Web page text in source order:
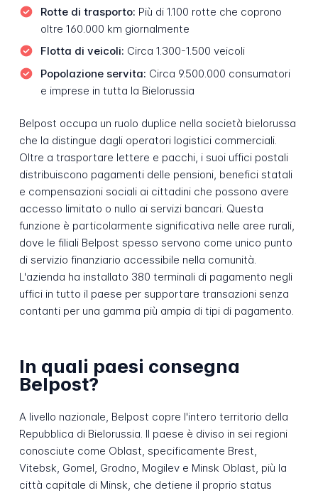
Rotte di trasporto: Più di 1.100 rotte che coprono
oltre 160.000 km giornalmente
Flotta di veicoli: Circa 1.300-1.500 veicoli
Popolazione servita: Circa 9.500.000 consumatori
e imprese in tutta la Bielorussia
Belpost occupa un ruolo duplice nella società bielorussa
che la distingue dagli operatori logistici commerciali.
Oltre a trasportare lettere e pacchi, i suoi uffici postali
distribuiscono pagamenti delle pensioni, benefici statali
e compensazioni sociali ai cittadini che possono avere
accesso limitato o nullo ai servizi bancari. Questa
funzione è particolarmente significativa nelle aree rurali,
dove le filiali Belpost spesso servono come unico punto
di servizio finanziario accessibile nella comunità.
L'azienda ha installato 380 terminali di pagamento negli
uffici in tutto il paese per supportare transazioni senza
contanti per una gamma più ampia di tipi di pagamento.
In quali paesi consegna
Belpost?
A livello nazionale, Belpost copre l'intero territorio della
Repubblica di Bielorussia. Il paese è diviso in sei regioni
conosciute come Oblast, specificamente Brest,
Vitebsk, Gomel, Grodno, Mogilev e Minsk Oblast, più la
città capitale di Minsk, che detiene il proprio status